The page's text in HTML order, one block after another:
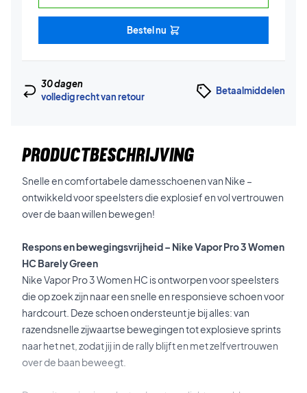
Bestel nu
30 dagen
volledig recht van retour
Betaalmiddelen
PRODUCTBESCHRIJVING
Snelle en comfortabele damesschoenen van Nike –
ontwikkeld voor speelsters die explosief en vol vertrouwen
over de baan willen bewegen!
Respons en bewegingsvrijheid – Nike Vapor Pro 3 Women
HC Barely Green
Nike Vapor Pro 3 Women HC is ontworpen voor speelsters
die op zoek zijn naar een snelle en responsieve schoen voor
hardcourt. Deze schoen ondersteunt je bij alles: van
razendsnelle zijwaartse bewegingen tot explosieve sprints
naar het net, zodat jij in de rally blijft en met zelfvertrouwen
over de baan beweegt.